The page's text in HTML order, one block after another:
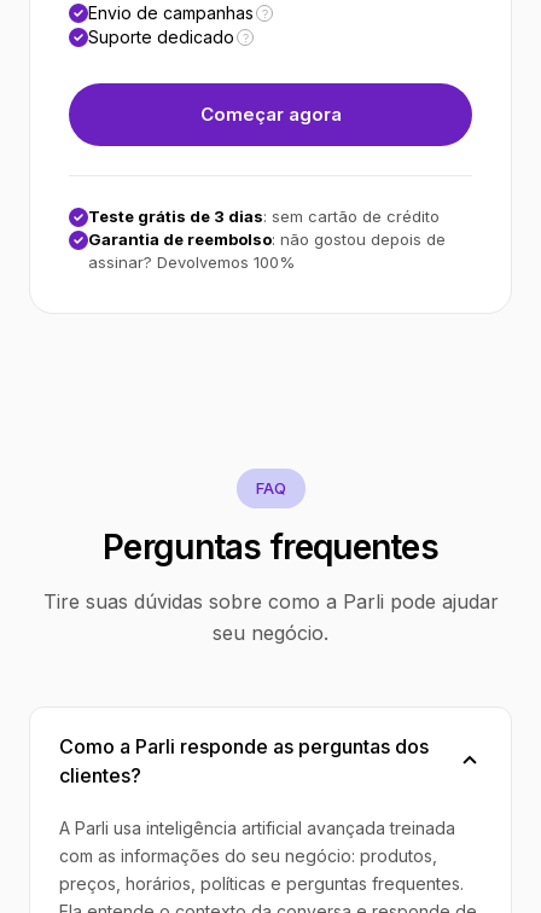
Envio de campanhas ?
Suporte dedicado ?
Começar agora
Teste grátis de 3 dias: sem cartão de crédito
Garantia de reembolso: não gostou depois de
assinar? Devolvemos 100%
FAQ
Perguntas frequentes
Tire suas dúvidas sobre como a Parli pode ajudar
seu negócio.
Como a Parli responde as perguntas dos
clientes?
A Parli usa inteligência artificial avançada treinada
com as informações do seu negócio: produtos,
preços, horários, políticas e perguntas frequentes.